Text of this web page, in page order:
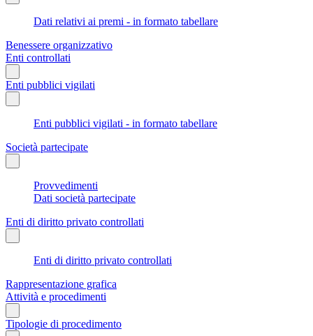
Dati relativi ai premi - in formato tabellare
Benessere organizzativo
Enti controllati
Enti pubblici vigilati
Enti pubblici vigilati - in formato tabellare
Società partecipate
Provvedimenti
Dati società partecipate
Enti di diritto privato controllati
Enti di diritto privato controllati
Rappresentazione grafica
Attività e procedimenti
Tipologie di procedimento